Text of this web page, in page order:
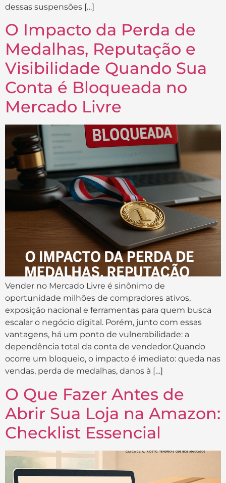
dessas suspensões […]
O Impacto da Perda de
Medalhas, Reputação e
Visibilidade Quando Sua
Conta é Bloqueada no
Mercado Livre
Vender no Mercado Livre é sinônimo de
oportunidade milhões de compradores ativos,
exposição nacional e ferramentas para quem busca
escalar o negócio digital. Porém, junto com essas
vantagens, há um ponto de vulnerabilidade: a
dependência total da conta de vendedor.Quando
ocorre um bloqueio, o impacto é imediato: queda nas
vendas, perda de medalhas, danos à […]
O Que Fazer Antes de
Abrir Sua Loja na Amazon:
Checklist Essencial